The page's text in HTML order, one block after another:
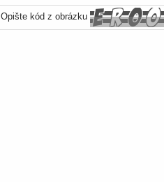
Opište kód z obrázku